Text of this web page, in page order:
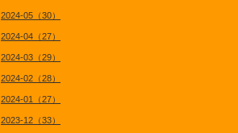
2024-05（30）
2024-04（27）
2024-03（29）
2024-02（28）
2024-01（27）
2023-12（33）